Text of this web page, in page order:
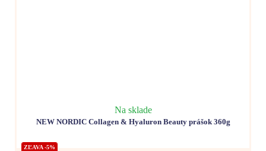
Na sklade
NEW NORDIC Collagen & Hyaluron Beauty prášok 360g
ZĽAVA -5%